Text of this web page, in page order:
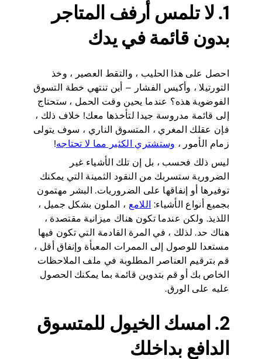
1. لا تلمس أرفف المتاجر
بدون قائمة في يدك
احصل على هذا الحليب ، والتقط العصير ، وخذ
التورتيلا ، وأكيس الفشار – أين تنتهي خطة التسوق
الفوضوية هذه؟ عندما يحين وقت الحمل ، ستحتاج
إلى قائمة مدروسة جيدا لتأخذها معك! خلاف ذلك ،
فإن عقلك المغري ، المتسوق الناري ، سوف يتولى
زمام الأمور ، وستشتري الكثير مما لا تحتاجه!
ليس ذلك فحسب ، بل إن تلك الأشياء غير
الضرورية ستسربك من النقود الثمينة التي يمكنك
توفيرها أو إنفاقها على الضروريات. البشر مهتمون
بجميع أنواع الأشياء: اللامع ، الملون بشكل جميل ،
اللذيذ. ولكن عندما تكون هناك ميزانية مقتصدة ،
هناك حد. لذلك ، في المرة القادمة التي تكون فيها
مستعدا للوصول إلى الممرات المعبأة وإنفاق أقل ،
قم بترقيم العناصر المطلوبة في ملف الملاحظات
الخاص بك أو قم بتدوين قائمة بما يمكنك الحصول
عليه على الورق.
2. امسك الخيول للمتسوق
الدافع بداخلك